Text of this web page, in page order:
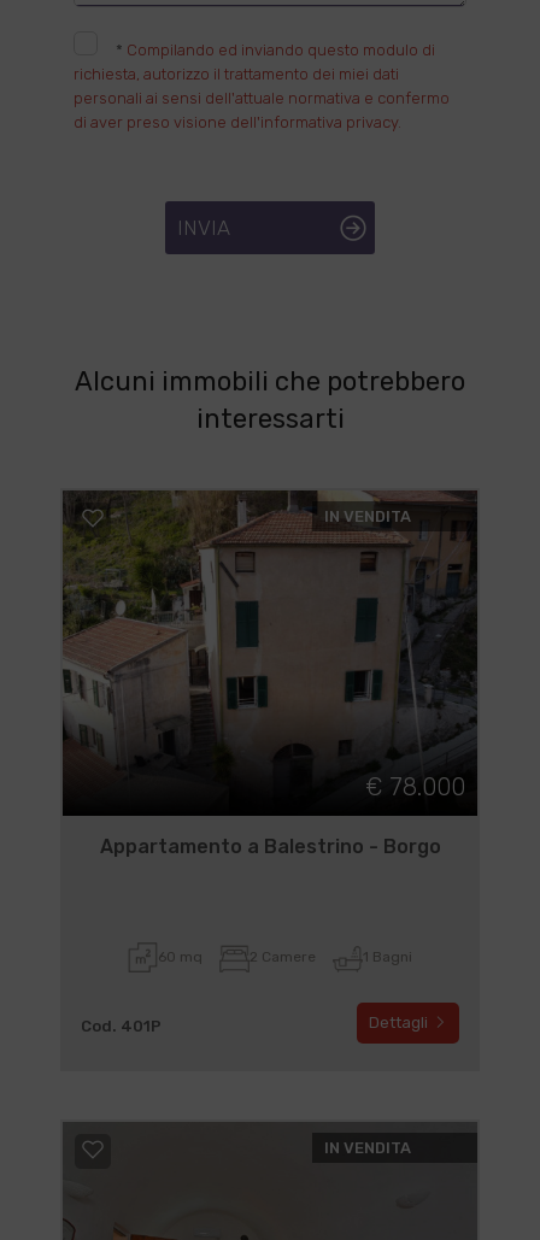
* Compilando ed inviando questo modulo di
richiesta, autorizzo il trattamento dei miei dati
personali ai sensi dell'attuale normativa e confermo
di aver preso visione dell'informativa privacy.
INVIA
Alcuni immobili che potrebbero
interessarti
IN VENDITA
€ 78.000
Appartamento a Balestrino - Borgo
60 mq 2 Camere 1 Bagni
Cod. 401P Dettagli
IN VENDITA